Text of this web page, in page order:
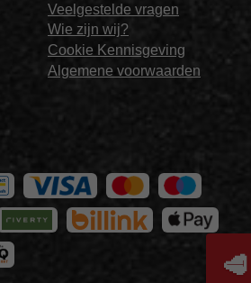
Veelgestelde vragen
Wie zijn wij?
Cookie Kennisgeving
Algemene voorwaarden
🥩